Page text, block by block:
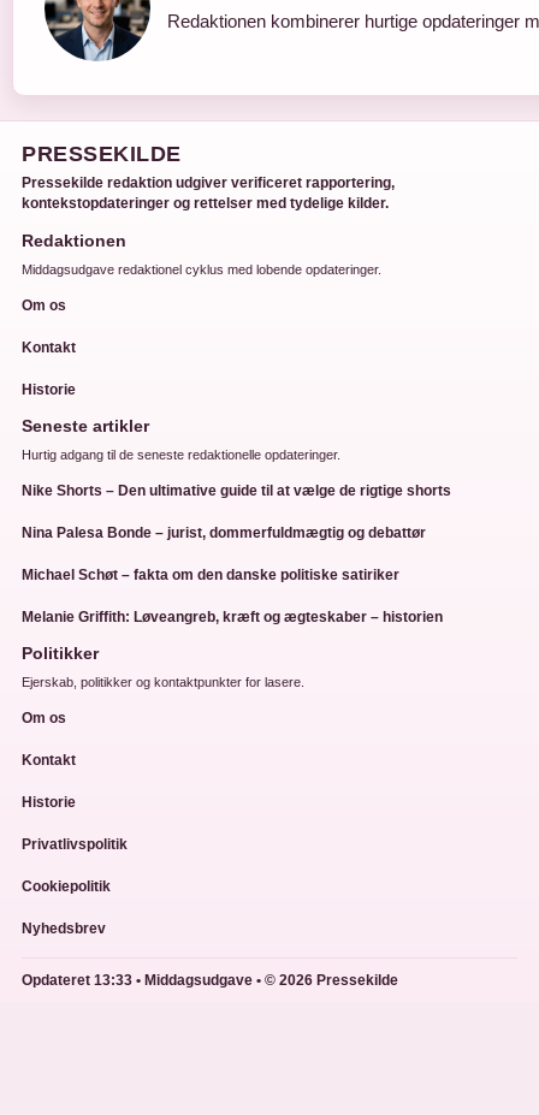
Redaktionen kombinerer hurtige opdateringer
PRESSEKILDE
Pressekilde redaktion udgiver verificeret rapportering,
kontekstopdateringer og rettelser med tydelige kilder.
Redaktionen
Middagsudgave redaktionel cyklus med lobende opdateringer.
Om os
Kontakt
Historie
Seneste artikler
Hurtig adgang til de seneste redaktionelle opdateringer.
Nike Shorts – Den ultimative guide til at vælge de rigtige shorts
Nina Palesa Bonde – jurist, dommerfuldmægtig og debattør
Michael Schøt – fakta om den danske politiske satiriker
Melanie Griffith: Løveangreb, kræft og ægteskaber – historien
Politikker
Ejerskab, politikker og kontaktpunkter for lasere.
Om os
Kontakt
Historie
Privatlivspolitik
Cookiepolitik
Nyhedsbrev
Opdateret 13:33 • Middagsudgave • © 2026 Pressekilde